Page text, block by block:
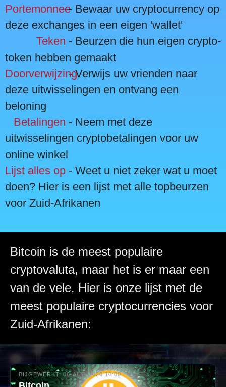
Portemonnee- Bewaar uw cryptocurrency op
deze exchanges in een eigen 'wallet'
Teken - Beurzen die hun eigen crypto-
token hebben gemaakt
Doorverwijzing- Verwijs uw vrienden naar
deze uitwisselingen en ontvang een
beloning
Betalingen - Neem met deze
uitwisselingen cryptobetalingen voor uw
online winkel
Lijst alles op - Weet u niet zeker wat u moet
doen? Hier is een lijst met alle topbeurzen
voor Zuid-Afrikanen
Bitcoin is de meest populaire
cryptovaluta, maar het is er maar een
van de vele. Hier is onze lijst met de
meest populaire cryptocurrencies voor
Zuid-Afrikanen:
BIJGEWERKT: 06-AUG-2026 10:00